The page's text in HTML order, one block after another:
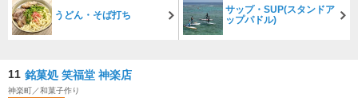
うどん・そば打ち
サップ・SUP(スタンドア
ップパドル)
11 銘菓処 笑福堂 神楽店
神楽町／和菓子作り